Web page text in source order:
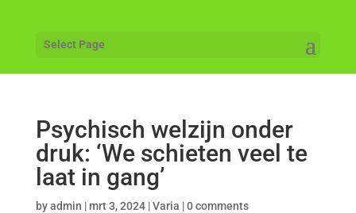
Select Page
Psychisch welzijn onder
druk: ‘We schieten veel te
laat in gang’
byadmin |mrt 3, 2024|Varia |0 comments